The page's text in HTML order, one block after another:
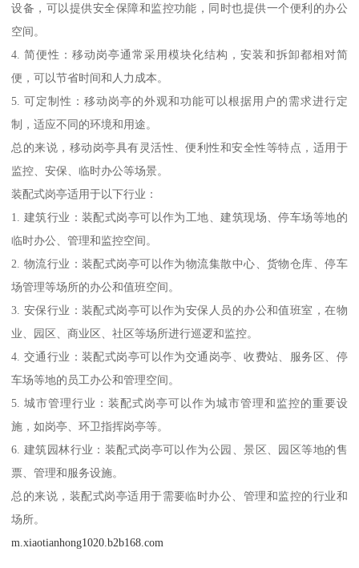
设备，可以提供安全保障和监控功能，同时也提供一个便利的办公
空间。
4. 简便性：移动岗亭通常采用模块化结构，安装和拆卸都相对简
便，可以节省时间和人力成本。
5. 可定制性：移动岗亭的外观和功能可以根据用户的需求进行定
制，适应不同的环境和用途。
总的来说，移动岗亭具有灵活性、便利性和安全性等特点，适用于
监控、安保、临时办公等场景。
装配式岗亭适用于以下行业：
1. 建筑行业：装配式岗亭可以作为工地、建筑现场、停车场等地的
临时办公、管理和监控空间。
2. 物流行业：装配式岗亭可以作为物流集散中心、货物仓库、停车
场管理等场所的办公和值班空间。
3. 安保行业：装配式岗亭可以作为安保人员的办公和值班室，在物
业、园区、商业区、社区等场所进行巡逻和监控。
4. 交通行业：装配式岗亭可以作为交通岗亭、收费站、服务区、停
车场等地的员工办公和管理空间。
5. 城市管理行业：装配式岗亭可以作为城市管理和监控的重要设
施，如岗亭、环卫指挥岗亭等。
6. 建筑园林行业：装配式岗亭可以作为公园、景区、园区等地的售
票、管理和服务设施。
总的来说，装配式岗亭适用于需要临时办公、管理和监控的行业和
场所。
m.xiaotianhong1020.b2b168.com